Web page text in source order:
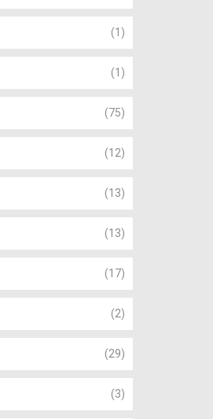
(1)
(1)
(75)
(12)
(13)
(13)
(17)
(2)
(29)
(3)